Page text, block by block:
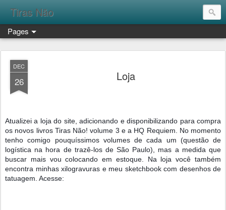
Tiras Não
Pages
DEC
26 Loja
Atualizei a loja do site, adicionando e disponibilizando para compra
os novos livros Tiras Não! volume 3 e a HQ Requiem. No momento
tenho comigo pouquíssimos volumes de cada um (questão de
logística na hora de trazê-los de São Paulo), mas a medida que
buscar mais vou colocando em estoque. Na loja você também
encontra minhas xilogravuras e meu sketchbook com desenhos de
tatuagem. Acesse: